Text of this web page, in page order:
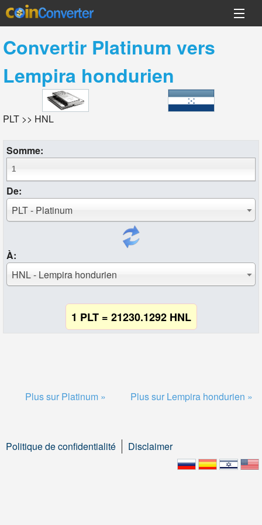
Convertir Platinum vers
Lempira hondurien
PLT >> HNL
Somme:
De:
PLT - Platinum
À:
HNL - Lempira hondurien
1 PLT = 21230.1292 HNL
Plus sur Platinum » Plus sur Lempira hondurien »
Politique de confidentialité Disclaimer